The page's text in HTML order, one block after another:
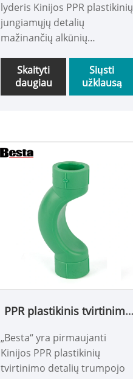
lyderis Kinijos PPR plastikinių
jungiamųjų detalių
mažinančių alkūnių
kokybę ir priimtiną kainą.
Sveiki atvykę į mus susisiekti.
Mūsų gaminio dizainas yra
jus domina, tikimės, kad
galime aptarti
bendradarbiavimą ateityje.
Skaityti
daugiau
Siųsti
užklausą
PPR plastikinis tvirtinimo
lenkimas
„Besta“ yra pirmaujanti
Kinijos PPR plastikinių
tvirtinimo detalių trumpojo